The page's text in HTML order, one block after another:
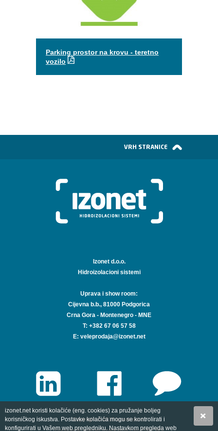
Parking prostor na krovu - teretno
vozilo
VRH STRANICE
Izonet d.o.o.
Hidroizolacioni sistemi
Uprava i show room:
Cijevna b.b., 81000 Podgorica
Crna Gora - Montenegro - MNE
T: +382 67 06 57 58
E: veleprodaja@izonet.net
Copyright © 2015 Izonet d.o.o.
izonet.net koristi kolačiće (eng. cookies) za pružanje boljeg
korisničkog iskustva. Postavke kolačića mogu se kontrolirati i
konfigurirati u Vašem web pregledniku. Nastavkom pregleda web